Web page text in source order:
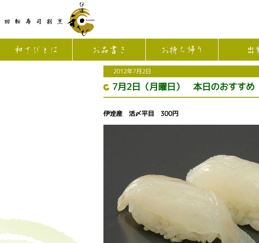
和さびとは お品書き お持ち帰り 出
2012年7月2日
7月2日（月曜日） 本日のおすす
伊逹産 活〆平目 300円